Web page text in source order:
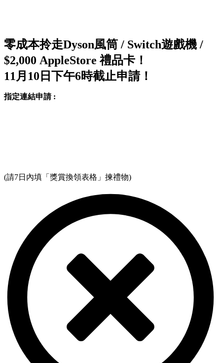
零成本拎走Dyson風筒 / Switch遊戲機 /
$2,000 AppleStore 禮品卡！
11月10日下午6時截止申請！
指定連結申請 :
(請7日內填「獎賞換領表格」揀禮物)